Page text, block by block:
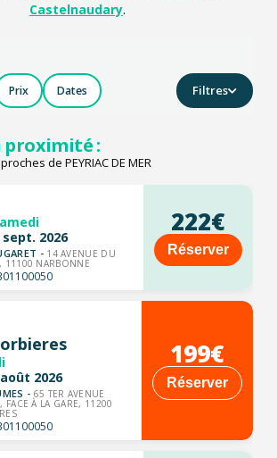
Castelnaudary.
Prix Dates Filtres
proximité :
de PEYRIAC DE MER
2026
- 14 AVENUE DU
11100 NARBONNE
222€
Réserver
2026
- 65 TER AVENUE
FACE À LA GARE, 11200
199€
Réserver